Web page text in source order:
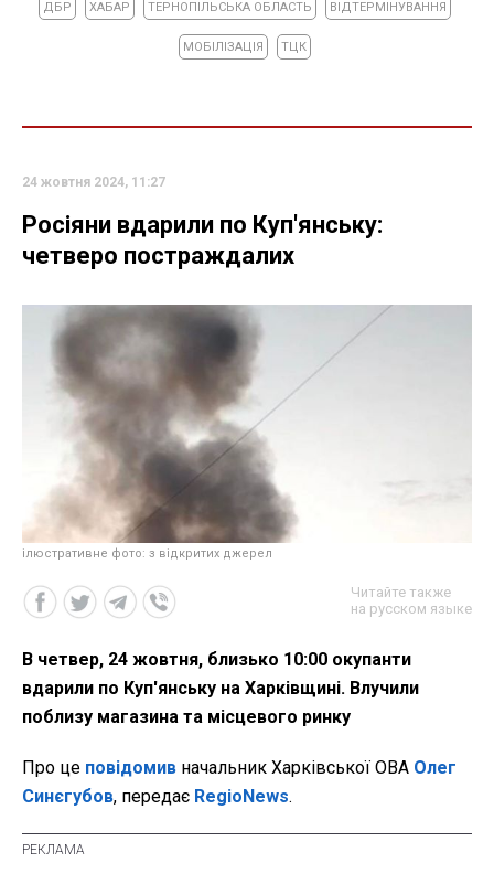
ДБР ХАБАР ТЕРНОПІЛЬСЬКА ОБЛАСТЬ ВІДТЕРМІНУВАННЯ
МОБІЛІЗАЦІЯ ТЦК
24 жовтня 2024, 11:27
Росіяни вдарили по Куп'янську:
четверо постраждалих
ілюстративне фото: з відкритих джерел
Читайте также
на русском языке
В четвер, 24 жовтня, близько 10:00 окупанти
вдарили по Куп'янську на Харківщині. Влучили
поблизу магазина та місцевого ринку
Про це повідомив начальник Харківської ОВА Олег
Синєгубов, передає RegioNews.